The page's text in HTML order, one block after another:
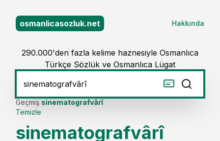
osmanlicasozluk.net Hakkında
290.000'den fazla kelime haznesiyle Osmanlıca
Türkçe Sözlük ve Osmanlıca Lügat
Geçmiş
Temizle
sinematografvârî
sinematografvârî